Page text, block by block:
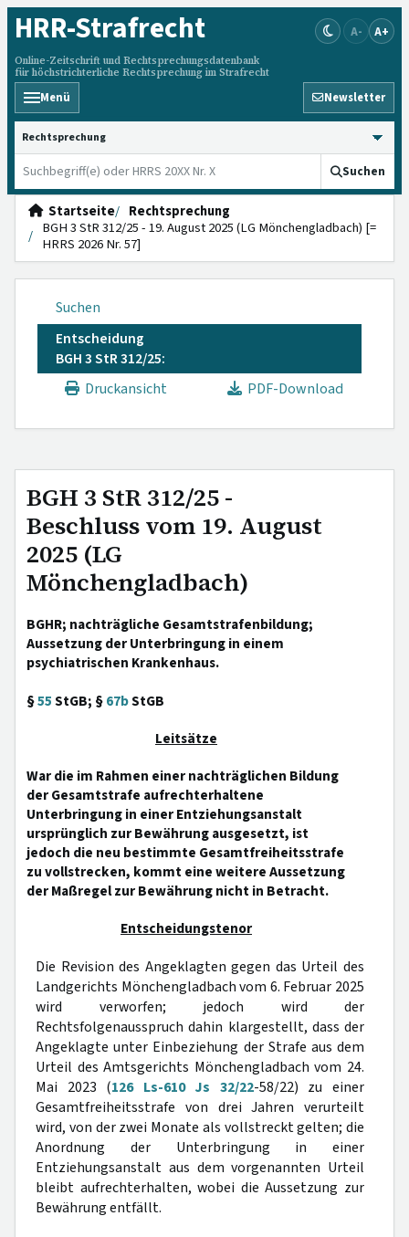
HRR-Strafrecht
Online-Zeitschrift und Rechtsprechungsdatenbank
für höchstrichterliche Rechtsprechung im Strafrecht
A- A+
Menü Newsletter
HRRS durchsuchen
Suchen
Startseite
Rechtsprechung
BGH 3 StR 312/25 - 19. August 2025 (LG Mönchengladbach) [=
HRRS 2026 Nr. 57]
Suchen
Entscheidung
BGH 3 StR 312/25:
Druckansicht
PDF-Download
BGH 3 StR 312/25 -
Beschluss vom 19. August
2025 (LG
Mönchengladbach)
BGHR; nachträgliche Gesamtstrafenbildung;
Aussetzung der Unterbringung in einem
psychiatrischen Krankenhaus.
§55StGB; §67bStGB
Leitsätze
War die im Rahmen einer nachträglichen Bildung
der Gesamtstrafe aufrechterhaltene
Unterbringung in einer Entziehungsanstalt
ursprünglich zur Bewährung ausgesetzt, ist
jedoch die neu bestimmte Gesamtfreiheitsstrafe
zu vollstrecken, kommt eine weitere Aussetzung
der Maßregel zur Bewährung nicht in Betracht.
Entscheidungstenor
Die Revision des Angeklagten gegen das Urteil des
Landgerichts Mönchengladbach vom 6. Februar 2025
wird verworfen; jedoch wird der
Rechtsfolgenausspruch dahin klargestellt, dass der
Angeklagte unter Einbeziehung der Strafe aus dem
Urteil des Amtsgerichts Mönchengladbach vom 24.
Mai 2023 (126 Ls-610 Js 32/22-58/22) zu einer
Gesamtfreiheitsstrafe von drei Jahren verurteilt
wird, von der zwei Monate als vollstreckt gelten; die
Anordnung der Unterbringung in einer
Entziehungsanstalt aus dem vorgenannten Urteil
bleibt aufrechterhalten, wobei die Aussetzung zur
Bewährung entfällt.